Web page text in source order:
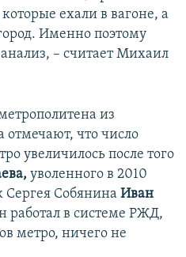
ехали в вагоне, а
Именно поэтому
– считает Михаил
из
отмечают, что число
увеличилось после того
уволенного в 2010
Сергея Собянина Иван
работал в системе РЖД,
метро, ничего не